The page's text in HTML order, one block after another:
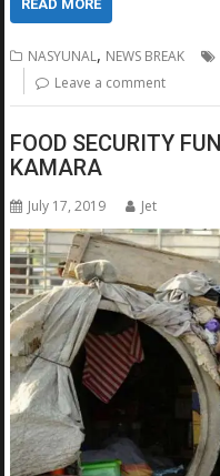
READ MORE
NASYUNAL, NEWS BREAK
Leave a comment
FOOD SECURITY
KAMARA
July 17, 2019 Jet